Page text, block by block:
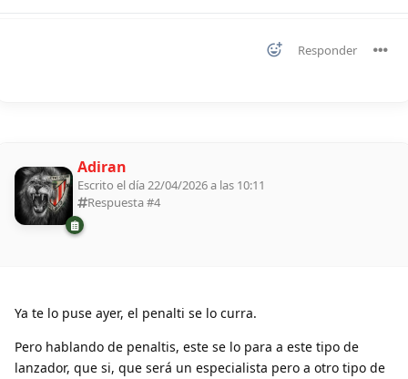
Responder
Adiran
Escrito el día 22/04/2026 a las 10:11
Respuesta #4
Ya te lo puse ayer, el penalti se lo curra.
Pero hablando de penaltis, este se lo para a este tipo de
lanzador, que si, que será un especialista pero a otro tipo de